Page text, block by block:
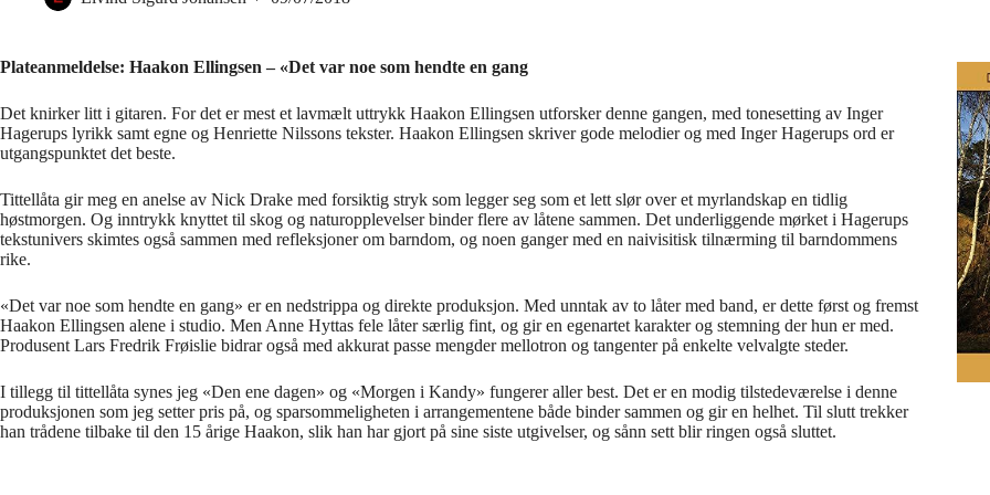
Plateanmeldelse: Haakon Ellingsen – «Det var noe som hendte en gang
Det knirker litt i gitaren. For det er mest et lavmælt uttrykk Haakon Ellingsen utforsker denne gangen, med tonesetting av Inger
Hagerups lyrikk samt egne og Henriette Nilssons tekster. Haakon Ellingsen skriver gode melodier og med Inger Hagerups ord er
utgangspunktet det beste.
Tittellåta gir meg en anelse av Nick Drake med forsiktig stryk som legger seg som et lett slør over et myrlandskap en tidlig
høstmorgen. Og inntrykk knyttet til skog og naturopplevelser binder flere av låtene sammen. Det underliggende mørket i Hagerups
tekstunivers skimtes også sammen med refleksjoner om barndom, og noen ganger med en naivisitisk tilnærming til barndommens
rike.
«Det var noe som hendte en gang» er en nedstrippa og direkte produksjon. Med unntak av to låter med band, er dette først og fremst
Haakon Ellingsen alene i studio. Men Anne Hyttas fele låter særlig fint, og gir en egenartet karakter og stemning der hun er med.
Produsent Lars Fredrik Frøislie bidrar også med akkurat passe mengder mellotron og tangenter på enkelte velvalgte steder.
I tillegg til tittellåta synes jeg «Den ene dagen» og «Morgen i Kandy» fungerer aller best. Det er en modig tilstedeværelse i denne
produksjonen som jeg setter pris på, og sparsommeligheten i arrangementene både binder sammen og gir en helhet. Til slutt trekker
han trådene tilbake til den 15 årige Haakon, slik han har gjort på sine siste utgivelser, og sånn sett blir ringen også sluttet.